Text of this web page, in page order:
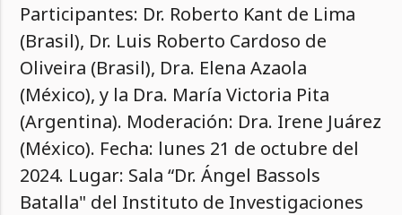
Participantes: Dr. Roberto Kant de Lima
(Brasil), Dr. Luis Roberto Cardoso de
Oliveira (Brasil), Dra. Elena Azaola
(México), y la Dra. María Victoria Pita
(Argentina). Moderación: Dra. Irene Juárez
(México). Fecha: lunes 21 de octubre del
2024. Lugar: Sala “Dr. Ángel Bassols
Batalla" del Instituto de Investigaciones